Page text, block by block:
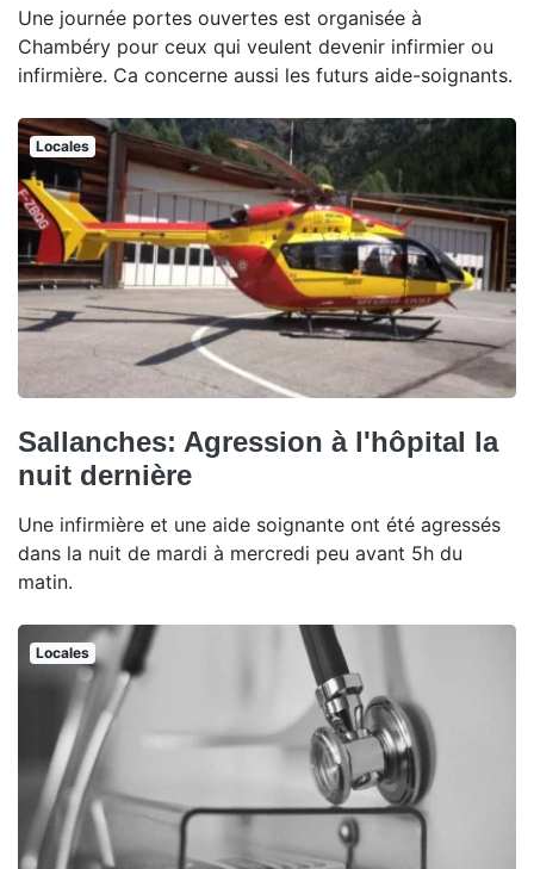
Une journée portes ouvertes est organisée à
Chambéry pour ceux qui veulent devenir infirmier ou
infirmière. Ca concerne aussi les futurs aide-soignants.
Locales
Sallanches: Agression à l'hôpital la
nuit dernière
Une infirmière et une aide soignante ont été agressés
dans la nuit de mardi à mercredi peu avant 5h du
matin.
Locales